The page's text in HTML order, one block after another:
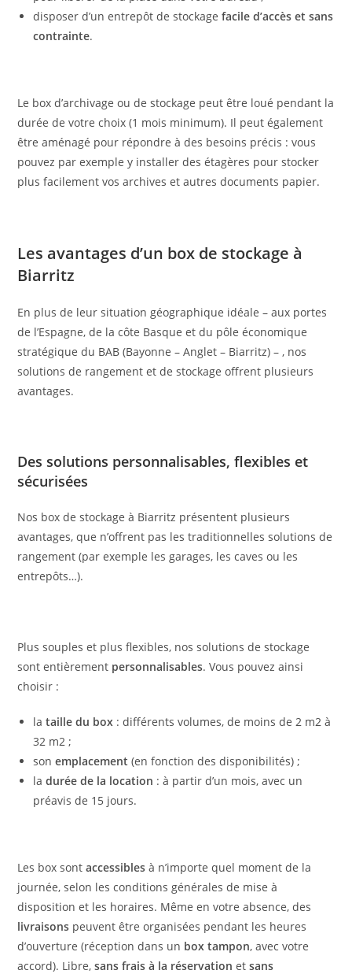
disposer d’un entrepôt de stockagefacile d’accès et sans
contrainte.
Le box d’archivage ou de stockage peut être loué pendant la
durée de votre choix (1 mois minimum). Il peut également
être aménagé pour répondre à des besoins précis : vous
pouvez par exemple y installer des étagères pour stocker
plus facilement vos archives et autres documents papier.
Les avantages d’un box de stockage à
Biarritz
En plus de leur situation géographique idéale – aux portes
de l’Espagne, de la côte Basque et du pôle économique
stratégique du BAB (Bayonne – Anglet – Biarritz) – , nos
solutions de rangement et de stockage offrent plusieurs
avantages.
Des solutions personnalisables, flexibles et
sécurisées
Nos box de stockage à Biarritz présentent plusieurs
avantages, que n’offrent pas les traditionnelles solutions de
rangement (par exemple les garages, les caves ou les
entrepôts…).
Plus souples et plus flexibles, nos solutions de stockage
sont entièrement personnalisables. Vous pouvez ainsi
choisir :
lataille du box : différents volumes, de moins de 2 m2 à
32 m2 ;
sonemplacement (en fonction des disponibilités) ;
ladurée de la location : à partir d’un mois, avec un
préavis de 15 jours.
Les box sontaccessibles à n’importe quel moment de la
journée, selon les conditions générales de mise à
disposition et les horaires. Même en votre absence, des
livraisons peuvent être organisées pendant les heures
d’ouverture (réception dans un box tampon, avec votre
accord). Libre,sans frais à la réservation etsans